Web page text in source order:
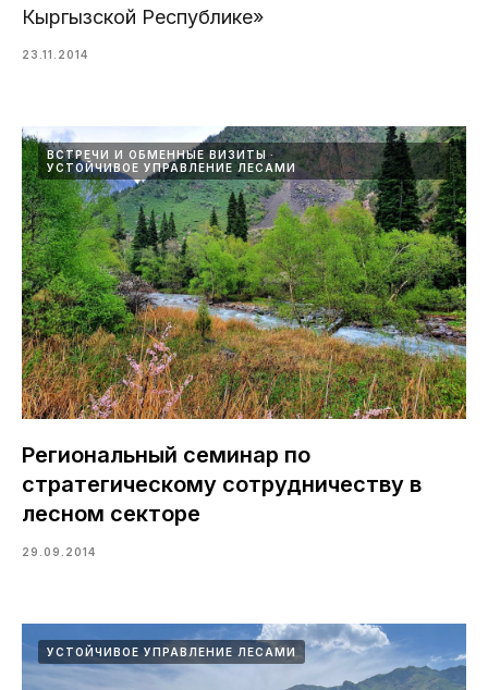
Кыргызской Республике»
23.11.2014
ВСТРЕЧИ И ОБМЕННЫЕ ВИЗИТЫ
УСТОЙЧИВОЕ УПРАВЛЕНИЕ ЛЕСАМИ
Региональный семинар по
стратегическому сотрудничеству в
лесном секторе
29.09.2014
УСТОЙЧИВОЕ УПРАВЛЕНИЕ ЛЕСАМИ